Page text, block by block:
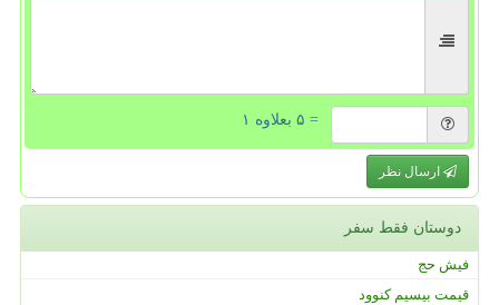
= ۵ بعلاوه ۱
ارسال نظر
دوستان فقط سفر
فیش حج
قیمت بیسیم کنوود